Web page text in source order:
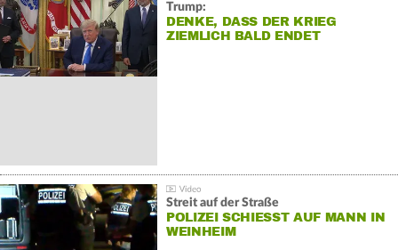
Trump:
DENKE, DASS DER KRIEG
ZIEMLICH BALD ENDET
Streit auf der Straße
POLIZEI SCHIESST AUF MANN IN W
EINHEIM